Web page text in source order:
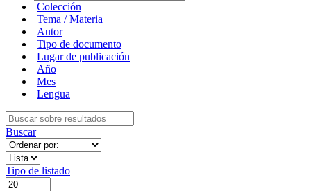
Colección
Tema / Materia
Autor
Tipo de documento
Lugar de publicación
Año
Mes
Lengua
Buscar
Tipo de listado